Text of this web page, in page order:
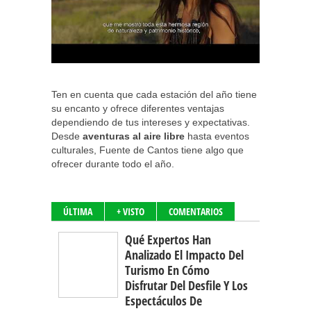
Ten en cuenta que cada estación del año tiene
su encanto y ofrece diferentes ventajas
dependiendo de tus intereses y expectativas.
Desde aventuras al aire libre hasta eventos
culturales, Fuente de Cantos tiene algo que
ofrecer durante todo el año.
ÚLTIMA + VISTO COMENTARIOS
Qué Expertos Han
Analizado El Impacto Del
Turismo En Cómo
Disfrutar Del Desfile Y Los
Espectáculos De